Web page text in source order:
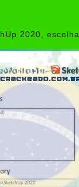
2020, escolha